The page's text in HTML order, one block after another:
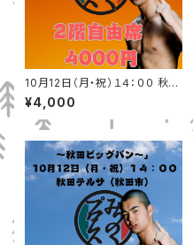
10月12日（月・祝）１４：００ 秋田
テルサ（秋田市）2階自由席
¥4,000